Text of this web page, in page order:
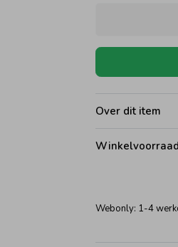
Over dit item
Winkelvoorraad
Webonly: 1-4